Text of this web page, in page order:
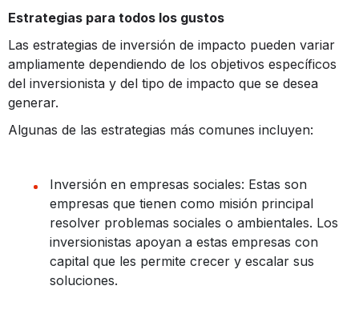
Estrategias para todos los gustos
Las estrategias de inversión de impacto pueden variar
ampliamente dependiendo de los objetivos específicos
del inversionista y del tipo de impacto que se desea
generar.
Algunas de las estrategias más comunes incluyen:
Inversión en empresas sociales: Estas son
empresas que tienen como misión principal
resolver problemas sociales o ambientales. Los
inversionistas apoyan a estas empresas con
capital que les permite crecer y escalar sus
soluciones.